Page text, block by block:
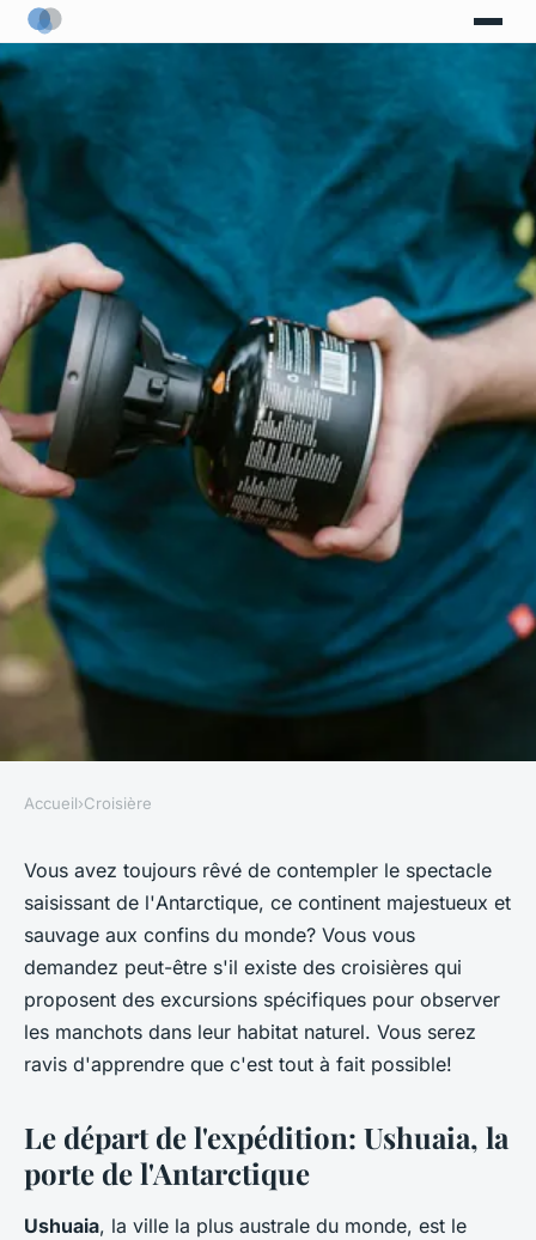
Peut-on trouver une croisière
qui propose des excursions
pour observer les manchots en
Antarctique?
Accueil›Croisière
Vous avez toujours rêvé de contempler le spectacle
saisissant de l'Antarctique, ce continent majestueux et
sauvage aux confins du monde? Vous vous
demandez peut-être s'il existe des croisières qui
proposent des excursions spécifiques pour observer
les manchots dans leur habitat naturel. Vous serez
ravis d'apprendre que c'est tout à fait possible!
Le départ de l'expédition: Ushuaia, la
porte de l'Antarctique
Ushuaia, la ville la plus australe du monde, est le